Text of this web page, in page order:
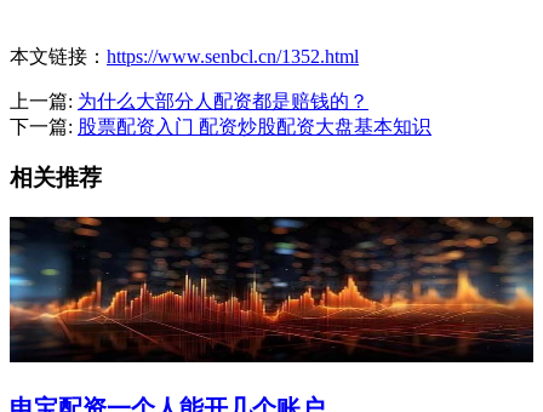
本文链接： https://www.senbcl.cn/1352.html
上一篇: 为什么大部分人配资都是赔钱的？
下一篇: 股票配资入门 配资炒股配资大盘基本知识
相关推荐